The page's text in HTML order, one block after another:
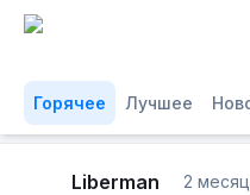
Горячее Лучшее
Liberman 2